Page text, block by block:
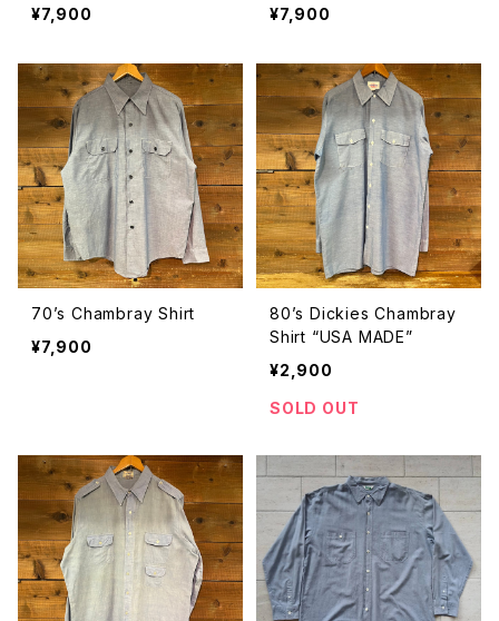
¥7,900
¥7,900
70’s Chambray Shirt
¥7,900
80’s Dickies Chambray
Shirt “USA MADE”
¥2,900
SOLD OUT